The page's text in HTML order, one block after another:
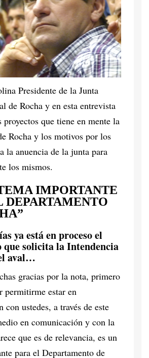
Presidente de la Junta
de Rocha y en esta entrevista
proyectos que tiene en mente la
Rocha y los motivos por los
la anuencia de la junta para
los mismos.
IMPORTANTE
DEPARTAMENTO
ya está en proceso el
que solicita la Intendencia
aval…
gracias por la nota, primero
permitirme estar en
con ustedes, a través de este
en comunicación y con la
que es de relevancia, es un
para el Departamento de